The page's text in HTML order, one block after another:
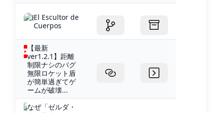
El Escultor de
Cuerpos
【最新
ver1.2.1】距離
制限ナシのバグ
無限ロケット盾
が簡単過ぎてゲ
ームが破壊...
なぜ「ゼルダ・